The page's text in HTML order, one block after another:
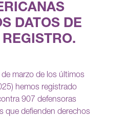
DATOS DE
marzo de los últimos
hemos registrado
907 defensoras
que defienden derechos